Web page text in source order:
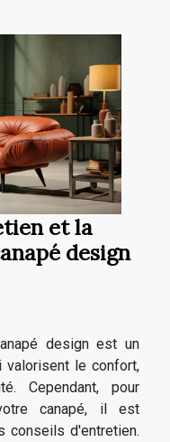
et la
design
design est un
valorisent le confort,
Cependant, pour
canapé, il est
conseils d'entretien.